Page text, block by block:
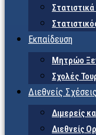
Εκπαίδευση
Μητρώο
Σχολές
Διεθνείς Σχέσεις
Διμερείς
Διεθνείς